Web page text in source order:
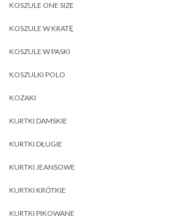
KOSZULE ONE SIZE
KOSZULE W KRATĘ
KOSZULE W PASKI
KOSZULKI POLO
KOZAKI
KURTKI DAMSKIE
KURTKI DŁUGIE
KURTKI JEANSOWE
KURTKI KRÓTKIE
KURTKI PIKOWANE